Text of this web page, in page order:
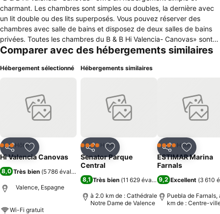
charmant. Les chambres sont simples ou doubles, la dernière avec
un lit double ou des lits superposés. Vous pouvez réserver des
chambres avec salle de bains et disposez de deux salles de bains
privées. Toutes les chambres du B & B Hi Valencia- Canovas» sont
décorées dans un style moderne, lumineux et fonctionnel, avec
Chambres: 17 L'auberge propose un petit déjeuner dans le célèbre
Comparer avec des hébergements similaires
Hébergement sélectionné
PartagerAjouter à mes favoris
3 ÉtoilesHôtel
Hi Valencia Canovas
8,0 Très bien (5 786 évaluations
Valence, Espagne
Wi-Fi gratuit
Hébergements similaires
PartagerAjouter à mes favoris
4 ÉtoilesHôtel
Senator Parque
Central
8,1 Très bien (11 629 évaluations)
à 2.0 km de : Cathédrale
Notre Dame de Valence
PartagerAjouter
4 ÉtoilesHôtel
ESTIMAR Marina
Farnals
9,2 Excellent (3 610
Puebla de Farnals,
km de : Centre-